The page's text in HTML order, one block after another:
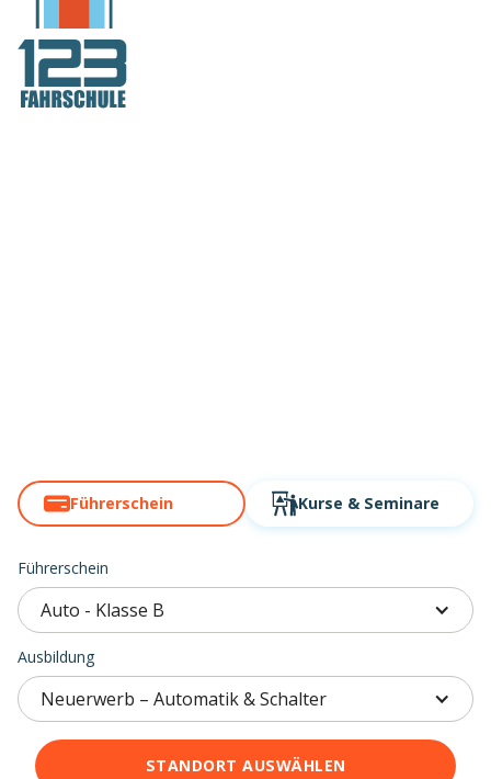
Führerschein Kurse & Seminare
Führerschein
Auto - Klasse B
Ausbildung
Neuerwerb – Automatik & Schalter
STANDORT AUSWÄHLEN